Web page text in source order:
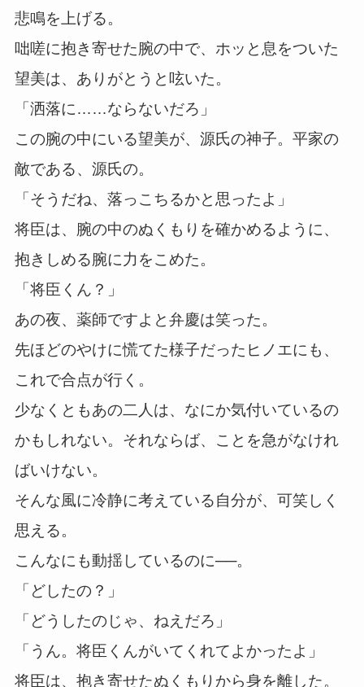
悲鳴を上げる。
咄嗟に抱き寄せた腕の中で、ホッと息をついた
望美は、ありがとうと呟いた。
「洒落に……ならないだろ」
この腕の中にいる望美が、源氏の神子。平家の
敵である、源氏の。
「そうだね、落っこちるかと思ったよ」
将臣は、腕の中のぬくもりを確かめるように、
抱きしめる腕に力をこめた。
「将臣くん？」
あの夜、薬師ですよと弁慶は笑った。
先ほどのやけに慌てた様子だったヒノエにも、
これで合点が行く。
少なくともあの二人は、なにか気付いているの
かもしれない。それならば、ことを急がなけれ
ばいけない。
そんな風に冷静に考えている自分が、可笑しく
思える。
こんなにも動揺しているのに──。
「どしたの？」
「どうしたのじゃ、ねえだろ」
「うん。将臣くんがいてくれてよかったよ」
将臣は、抱き寄せたぬくもりから身を離した。